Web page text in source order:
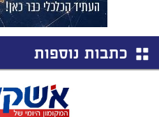
כתבות נוספות